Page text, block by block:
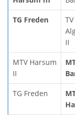
TG Freden
TV
II
MTV Harsum
II
TG Freden